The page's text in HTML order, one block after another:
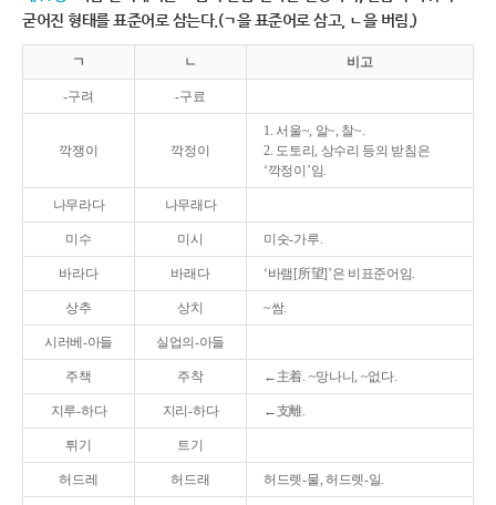
굳어진 형태를 표준어로 삼는다.(ㄱ을 표준어로 삼고, ㄴ을 버림.)
ㄱ ㄴ 비고
-구려 -구료
깍쟁이 깍정이
1. 서울~, 알~, 찰~.
2. 도토리, 상수리 등의 받침은
‘깍정이’임.
나무라다 나무래다
미수 미시 미숫-가루.
바라다 바래다 ‘바램[所望]’은 비표준어임.
상추 상치 ~쌈.
시러베-아들 실업의-아들
주책 주착 ←主着. ~망나니, ~없다.
지루-하다 지리-하다 ←支離.
튀기 트기
허드레 허드래 허드렛-물, 허드렛-일.